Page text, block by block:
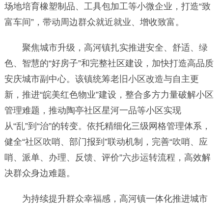
场地培育橡塑制品、工具包加工等小微企业，打造“致
富车间”，带动周边群众就近就业、增收致富。
聚焦城市升级，高河镇扎实推进安全、舒适、绿
色、智慧的“好房子”和完整社区建设，加快打造高品质
安庆城市副中心。该镇统筹老旧小区改造与自主更
新，推进“皖美红色物业”建设，整合多方力量破解小区
管理难题，推动陶亭社区星河一品等小区实现
从“乱”到“治”的转变。依托精细化三级网格管理体系，
健全“社区吹哨、部门报到”联动机制，完善“吹哨、应
哨、派单、办理、反馈、评价”六步运转流程，高效解
决群众身边难题。
为持续提升群众幸福感，高河镇一体化推进城市